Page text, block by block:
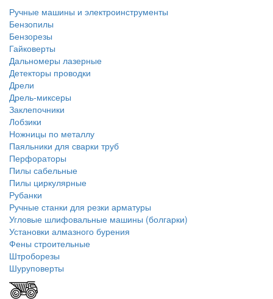
Ручные машины и электроинструменты
Бензопилы
Бензорезы
Гайковерты
Дальномеры лазерные
Детекторы проводки
Дрели
Дрель-миксеры
Заклепочники
Лобзики
Ножницы по металлу
Паяльники для сварки труб
Перфораторы
Пилы сабельные
Пилы циркулярные
Рубанки
Ручные станки для резки арматуры
Угловые шлифовальные машины (болгарки)
Установки алмазного бурения
Фены строительные
Штроборезы
Шуруповерты